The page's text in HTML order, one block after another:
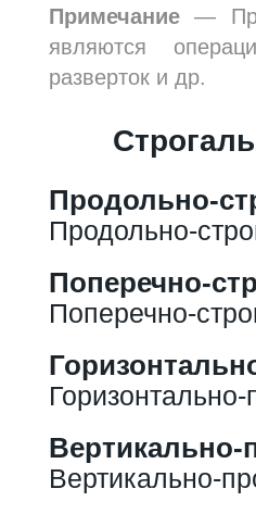
Примечание —
являются
разверток и др.
Продольно-
Продольно-
Поперечно-
Поперечно-
Вертикально-
Вертикально-